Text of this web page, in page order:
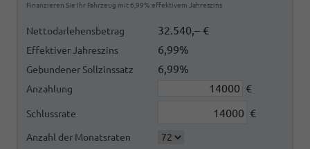
Finanzieren Sie Ihr Fahrzeug mit 6,99% effektivem Jahreszins
Nettodarlehensbetrag 32.540,– €
Effektiver Jahreszins 6,99%
Gebundener Sollzinssatz 6,99%
Anzahlung €
Schlussrate €
Anzahl der Monatsraten